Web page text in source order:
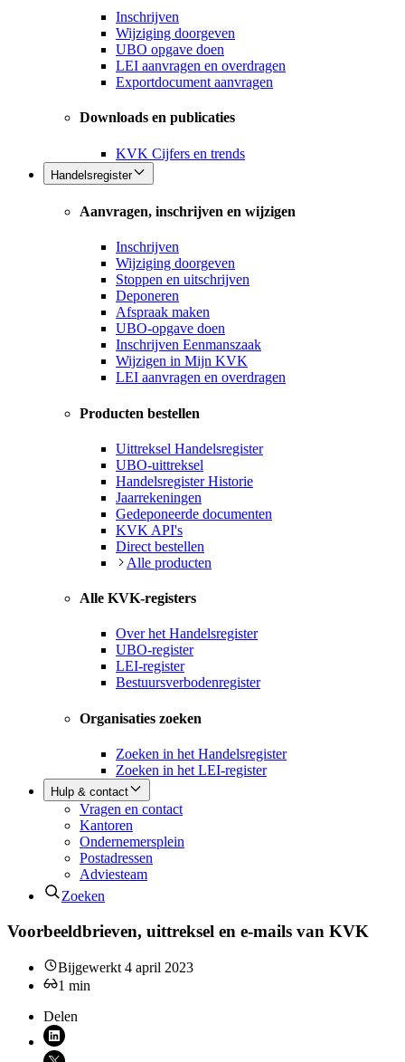
Inschrijven
Wijziging doorgeven
UBO opgave doen
LEI aanvragen en overdragen
Exportdocument aanvragen
Downloads en publicaties
KVK Cijfers en trends
Handelsregister
Aanvragen, inschrijven en wijzigen
Inschrijven
Wijziging doorgeven
Stoppen en uitschrijven
Deponeren
Afspraak maken
UBO-opgave doen
Inschrijven Eenmanszaak
Wijzigen in Mijn KVK
LEI aanvragen en overdragen
Producten bestellen
Uittreksel Handelsregister
UBO-uittreksel
Handelsregister Historie
Jaarrekeningen
Gedeponeerde documenten
KVK API's
Direct bestellen
Alle producten
Alle KVK-registers
Over het Handelsregister
UBO-register
LEI-register
Bestuursverbodenregister
Organisaties zoeken
Zoeken in het Handelsregister
Zoeken in het LEI-register
Hulp & contact
Vragen en contact
Kantoren
Ondernemersplein
Postadressen
Adviesteam
Zoeken
Voorbeeldbrieven, uittreksel en e-mails van KVK
Bijgewerkt 4 april 2023
1 min
Delen
Deel via LinkedIn (opent nieuw venster)
Deel via X (opent nieuw venster)